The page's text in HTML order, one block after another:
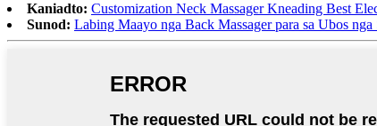
Kaniadto: Customization Neck Massager Kneading Best
Sunod: Labing Maayo nga Back Massager para sa Ubos